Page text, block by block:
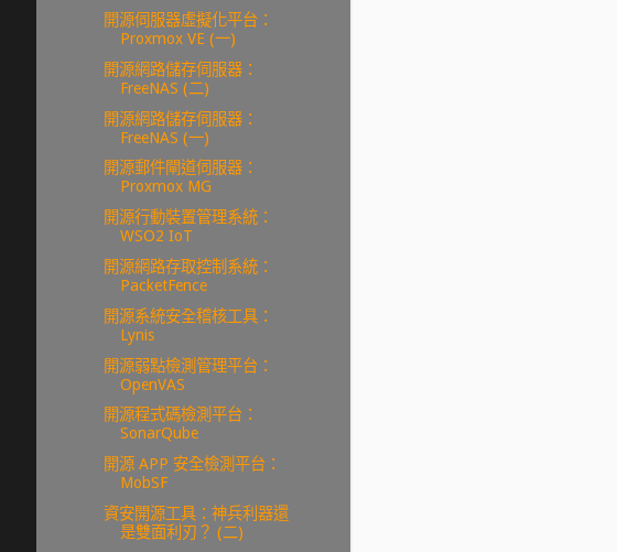
開源伺服器虛擬化平台：
Proxmox VE (一)
開源網路儲存伺服器：
FreeNAS (二)
開源網路儲存伺服器：
FreeNAS (一)
開源郵件閘道伺服器：
Proxmox MG
開源行動裝置管理系統：
WSO2 IoT
開源網路存取控制系統：
PacketFence
開源系統安全稽核工具：
Lynis
開源弱點檢測管理平台：
OpenVAS
開源程式碼檢測平台：
SonarQube
開源 APP 安全檢測平台：
MobSF
資安開源工具：神兵利器還
是雙面利刃？ (二)